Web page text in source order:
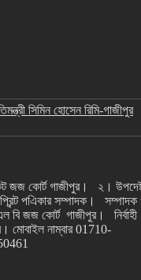
সিমিন হোসেন রিমি-গাজীপুর
জজ কোর্ট গাজীপুর। ২।
পএিকার সম্পাদক।
বি জজ কোর্ট গাজীপুর। নির্বাহী
মোবাইল নাম্বার 01710-